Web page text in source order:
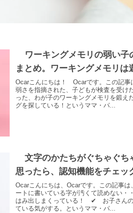
ワーキングメモリの弱い
まとめ。ワーキングメモリは
Ocarこんにちは！ Ocarです。この記事
弱さを指摘された、子どもが検査を受け
った、わが子のワーキングメモリを鍛え
グを探している！というママ・パ...
文字のかたちがぐちゃぐち
思ったら、認知機能をチェッ
Ocarこんにちは、Ocarです。この記
ートに書いている字が汚くて読めない
はみ出しまくっている！ ✔ お子さんの
ている気がする。というママ・パ...